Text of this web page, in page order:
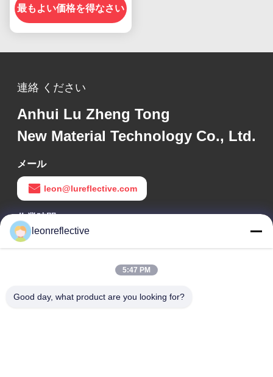
反射シート
最もよい価格を得なさい
連絡 ください
Anhui Lu Zheng Tong
New Material Technology Co., Ltd.
メール
leon@lureflective.com
作業時間
9:00-18:00
2階,D2ビル,黄井科学技術公園,ハイテクゾーン,河北,安??,中国
leonreflective
5:47 PM
Good day, what product are you looking for?